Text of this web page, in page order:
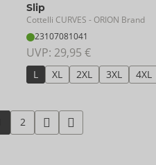
Slip
Cottelli CURVES - ORION Brand
23107081041
UVP: 29,95 €
L XL 2XL 3XL 4XL
2